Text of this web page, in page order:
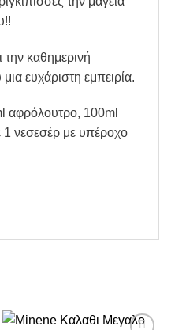
καθημερινή
μια ευχάριστη εμπειρία.
αφρόλουτρο, 100ml
νεσεσέρ με υπέροχο